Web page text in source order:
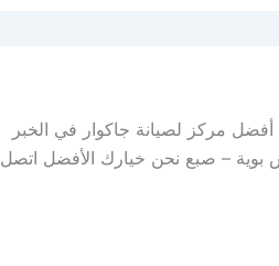
مركز لصيانة جاكوار في الخبر
بوية – صبع نحن خيارك الأفضل اتصل